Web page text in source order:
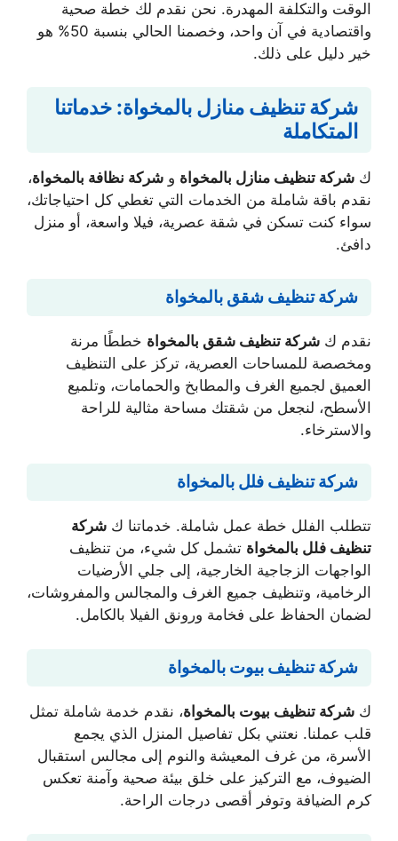
الوقت والتكلفة المهدرة. نحن نقدم لك خطة صحية
واقتصادية في آن واحد، وخصمنا الحالي بنسبة 50% هو
خير دليل على ذلك.
شركة تنظيف منازل بالمخواة: خدماتنا
المتكاملة
ك شركة تنظيف منازل بالمخواة و شركة نظافة بالمخواة،
نقدم باقة شاملة من الخدمات التي تغطي كل احتياجاتك،
سواء كنت تسكن في شقة عصرية، فيلا واسعة، أو منزل
دافئ.
شركة تنظيف شقق بالمخواة
نقدم ك شركة تنظيف شقق بالمخواة خططًا مرنة
ومخصصة للمساحات العصرية، تركز على التنظيف
العميق لجميع الغرف والمطابخ والحمامات، وتلميع
الأسطح، لنجعل من شقتك مساحة مثالية للراحة
والاسترخاء.
شركة تنظيف فلل بالمخواة
تتطلب الفلل خطة عمل شاملة. خدماتنا ك شركة
تنظيف فلل بالمخواة تشمل كل شيء، من تنظيف
الواجهات الزجاجية الخارجية، إلى جلي الأرضيات
الرخامية، وتنظيف جميع الغرف والمجالس والمفروشات،
لضمان الحفاظ على فخامة ورونق الفيلا بالكامل.
شركة تنظيف بيوت بالمخواة
ك شركة تنظيف بيوت بالمخواة، نقدم خدمة شاملة تمثل
قلب عملنا. نعتني بكل تفاصيل المنزل الذي يجمع
الأسرة، من غرف المعيشة والنوم إلى مجالس استقبال
الضيوف، مع التركيز على خلق بيئة صحية وآمنة تعكس
كرم الضيافة وتوفر أقصى درجات الراحة.